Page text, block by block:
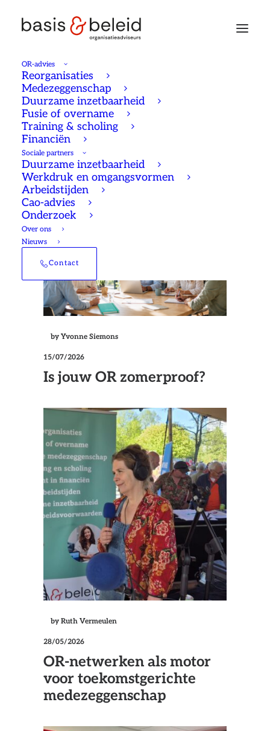
OR-advies
Reorganisaties
Medezeggenschap
Duurzame inzetbaarheid
Fusie of overname
Training & scholing
Financiën
Sociale partners
Duurzame inzetbaarheid
Werkdruk en omgangsvormen
Arbeidstijden
Cao-advies
Onderzoek
Over ons
Nieuws
Contact
vorige pagina
by Yvonne Siemons
15/07/2026
Is jouw OR zomerproof?
by Ruth Vermeulen
28/05/2026
OR-netwerken als motor
voor toekomstgerichte
medezeggenschap